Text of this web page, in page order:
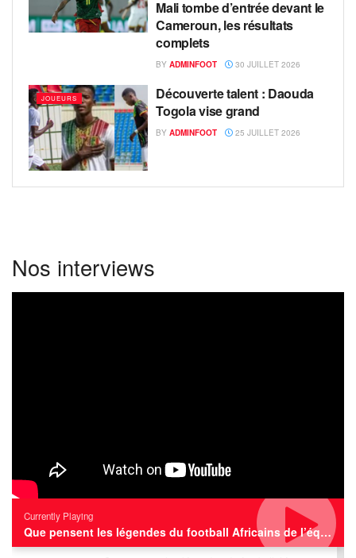
Mali tombe d’entrée devant le
Cameroun, les résultats
complets
BY ADMINFOOT 30 JUILLET 2026
JOUEURS
Découverte talent : Daouda
Togola vise grand
BY ADMINFOOT 25 JUILLET 2026
Nos interviews
Currently Playing
Que pensent les légendes du football Africains de l’équipe nationale du Mali ?